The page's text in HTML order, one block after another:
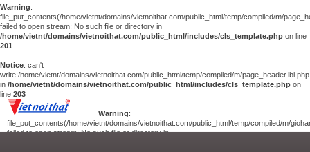
Warning:
file_put_contents(/home/vietnt/domains/vietnoithat.com/public_html/temp/compiled/m/
failed to open stream: No such file or directory in
/home/vietnt/domains/vietnoithat.com/public_html/includes/cls_template.php on line
201
Notice: can't
write:/home/vietnt/domains/vietnoithat.com/public_html/temp/compiled/m/page_header.lbi.php
in /home/vietnt/domains/vietnoithat.com/public_html/includes/cls_template.php on
line 203
Warning:
file_put_contents(/home/vietnt/domains/vietnoithat.com/public_html/temp/compiled/m/
failed to open stream: No such file or directory in